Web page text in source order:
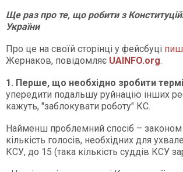
Ще раз про те, що робити з
України
Про це на своїй сторінці у фейсбуці
Жернаков, повідомляє UAINFO.org.
1. Перше, що необхідно зробити
упередити подальшу руйнацію інших
кажуть, "заблокувати роботу" КС.
Найменш проблемний спосіб – законом
кількість голосів, необхідних для
КСУ, до 15 (така кількість суддів КСУ